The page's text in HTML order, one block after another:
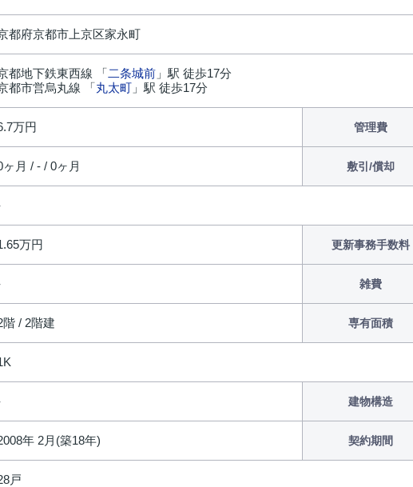
都府京都市上京区家永町
都地下鉄東西線 「二条城前 」駅 徒歩17分
都市営烏丸線 「丸太町 」駅 徒歩17分
万円 管理費
ヶ月 / - / 0ヶ月 敷引/償却
万円 更新事務手数料
雑費
階 / 2階建 専有面積
建物構造
年 2月(築18年) 契約期間
戸